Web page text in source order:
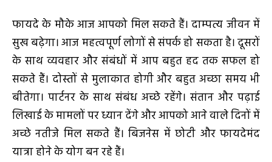
फायदे के मौके आज आपको मिल सकते हैं। दाम्पत्य जीवन में
सुख बढ़ेगा। आज महत्वपूर्ण लोगों से संपर्क हो सकता है। दूसरों
के साथ व्यवहार और संबंधों में आप बहुत हद तक सफल हो
सकते हैं। दोस्तों से मुलाकात होगी और बहुत अच्छा समय भी
बीतेगा। पार्टनर के साथ संबंध अच्छे रहेंगे। संतान और पढ़ाई
लिखाई के मामलों पर ध्यान देंगे और आपको आने वाले दिनों में
अच्छे नतीजे मिल सकते हैं। बिजनेस में छोटी और फायदेमंद
यात्रा होने के योग बन रहे हैं।